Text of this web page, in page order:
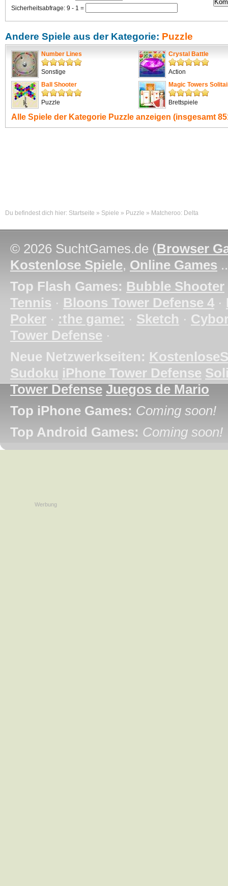
Sicherheitsabfrage: 9 - 1 =
Andere Spiele aus der Kategorie: Puzzle
Number Lines
Sonstige
Crystal Battle
Action
Ball Shooter
Puzzle
Magic Towers
Brettspiele
Alle Spiele der Kategorie Puzzle anzeigen (insgesamt
Du befindest dich hier: Startseite » Spiele » Puzzle » Matcheroo: Delta
© 2026 SuchtGames.de (Browser
Kostenlose Spiele, Online Games
Top Flash Games: Bubble Shooter
Tennis · Bloons Tower Defense 4 ·
Poker · :the game: · Sketch ·
Tower Defense ·
Neue Netzwerkseiten:
Sudoku iPhone Tower Defense
Tower Defense Juegos de Mario
Top iPhone Games: Coming soon!
Top Android Games: Coming soon!
Werbung